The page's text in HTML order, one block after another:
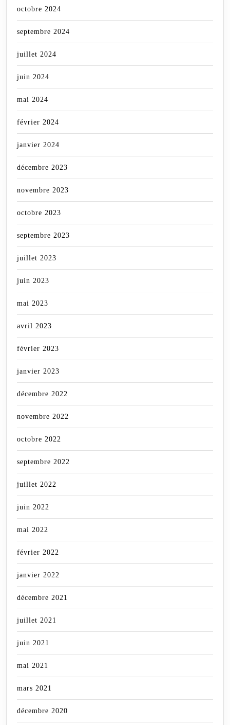
octobre 2024
septembre 2024
juillet 2024
juin 2024
mai 2024
février 2024
janvier 2024
décembre 2023
novembre 2023
octobre 2023
septembre 2023
juillet 2023
juin 2023
mai 2023
avril 2023
février 2023
janvier 2023
décembre 2022
novembre 2022
octobre 2022
septembre 2022
juillet 2022
juin 2022
mai 2022
février 2022
janvier 2022
décembre 2021
juillet 2021
juin 2021
mai 2021
mars 2021
décembre 2020